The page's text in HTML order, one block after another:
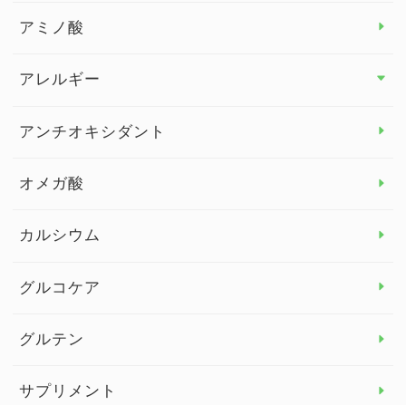
アミノ酸
アレルギー
アレルギー トップ
アンチオキシダント
オメガ酸
カルシウム
グルコケア
グルテン
サプリメント